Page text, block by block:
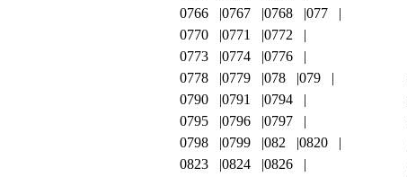
0766
0767 0768
077
0770
0771
0772
0773
0774
0776
0778
0779 078
079
0790
0791
0794
0795
0796
0797
0798
0799 082
0820
0823
0824
0826